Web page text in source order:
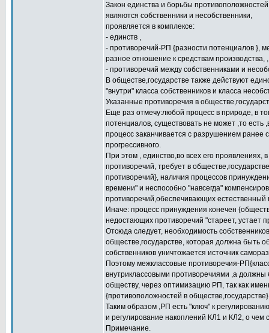
Закон единства и борьбы
являются собственники и несобственники,
проявляется в комплексе:
- единств ,
- противоречий-РП {разности потенциалов },
разное отношение к средствам производства, ,
- противоречий между собственниками и
В обществе,государстве также действуют
"внутри" класса собственников и класса
Указанные противоречия в
Еще раз отмечу:любой процесс в природе, в
потенциалов, существовать не может ,то
процесс заканчивается с разрушением ранее
прогрессивного.
При этом , единство,во всех его проявлениях,
противоречий, требует в
противоречий}, наличия процессов
времени" и неспособно "навсегда"
противоречий,обеспечивающих
Иначе: процесс принуждения конечен
недостающих противоречий "стареет, устает
Отсюда следует, необходимость
обществе,государстве, которая должна быть
собственников уничтожается источник
Поэтому межклассовые противоречия-
внутриклассовыми противоречиями ,а
обществу, через оптимизацию РП, так как
{противоположностей в
Таким образом ,РП есть "ключ" к
и регулирование накоплений КЛ1 и КЛ2, о чем
Примечание.